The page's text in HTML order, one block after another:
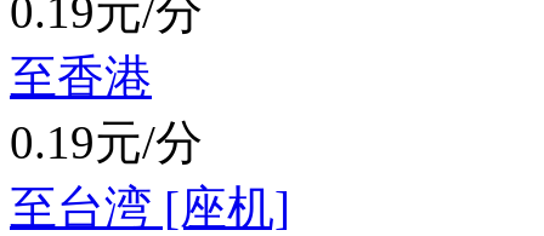
0.19元/分
至香港
0.19元/分
至台湾 [座机]